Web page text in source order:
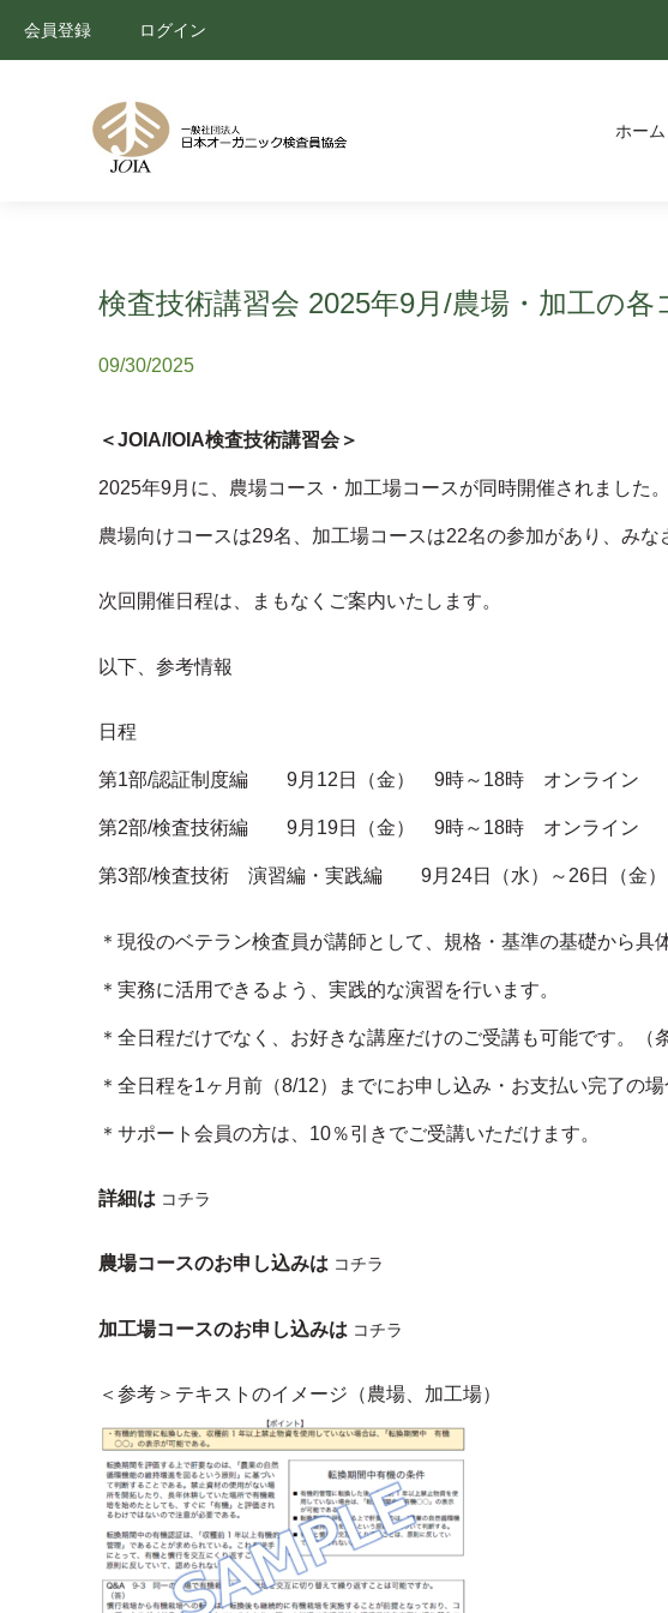
会員登録 ログイン
ホーム
検査技術講習会 2025年9月/農場・加工の各
09/30/2025
＜JOIA/IOIA検査技術講習会＞
2025年9月に、農場コース・加工場コースが同時開催されました。
農場向けコースは29名、加工場コースは22名の参加があり、みな
次回開催日程は、まもなくご案内いたします。
以下、参考情報
日程
第1部/認証制度編 9月12日（金） 9時～18時 オンライン
第2部/検査技術編 9月19日（金） 9時～18時 オンライン
第3部/検査技術 演習編・実践編 9月24日（水）～26日（金
＊現役のベテラン検査員が講師として、規格・基準の基礎から具
＊実務に活用できるよう、実践的な演習を行います。
＊全日程だけでなく、お好きな講座だけのご受講も可能です。（
＊全日程を1ヶ月前（8/12）までにお申し込み・お支払い完了の
＊サポート会員の方は、10％引きでご受講いただけます。
詳細は コチラ
農場コースのお申し込みは コチラ
加工場コースのお申し込みは コチラ
＜参考＞テキストのイメージ（農場、加工場）